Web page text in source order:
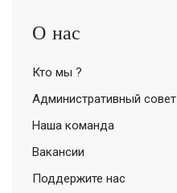
О нас
Кто мы ?
Административный совет
Наша команда
Вакансии
Поддержите нас